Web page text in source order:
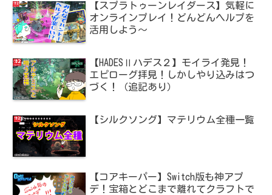
【スプラトゥーンレイダース】気軽に
オンラインプレイ！どんどんヘルプを
活用しよう～
【HADESⅡハデス２】モイライ発見！
エピローグ拝見！しかしやり込みはつ
づく！（追記あり）
【シルクソング】マテリウム全種一覧
【コアキーパー】Switch版も神アプ
デ！宝箱とどこまで離れてクラフトで